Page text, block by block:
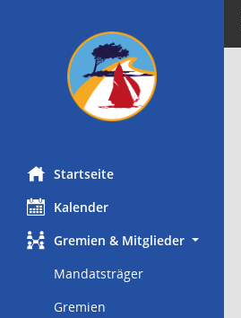
Startseite
Kalender
Gremien & Mitglieder
Mandatsträger
Gremien